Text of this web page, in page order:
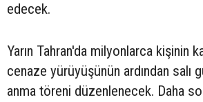
edecek.
Yarın Tahran'da milyonlarca kişinin
cenaze yürüyüşünün ardından salı
anma töreni düzenlenecek. Daha